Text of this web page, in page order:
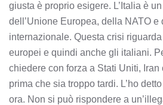
giusta è proprio esigere. L’Italia è
dell’Unione Europea, della NATO e
internazionale. Questa crisi
europei e quindi anche gli italiani.
chiedere con forza a Stati Uniti, Iran
prima che sia troppo tardi. L’ho
ora. Non si può rispondere a